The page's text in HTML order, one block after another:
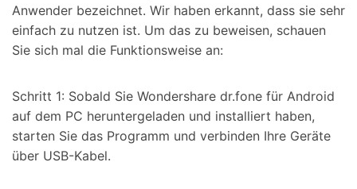
Anwender bezeichnet. Wir haben erkannt, dass sie sehr
einfach zu nutzen ist. Um das zu beweisen, schauen
Sie sich mal die Funktionsweise an:
Schritt 1: Sobald Sie Wondershare dr.fone für Android
auf dem PC heruntergeladen und installiert haben,
starten Sie das Programm und verbinden Ihre Geräte
über USB-Kabel.